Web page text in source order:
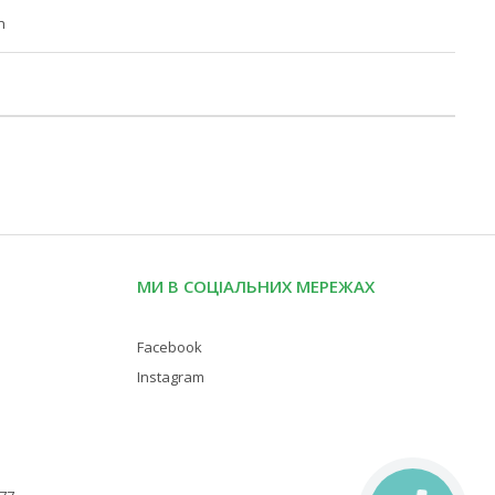
МИ В СОЦІАЛЬНИХ МЕРЕЖАХ
Facebook
Instagram